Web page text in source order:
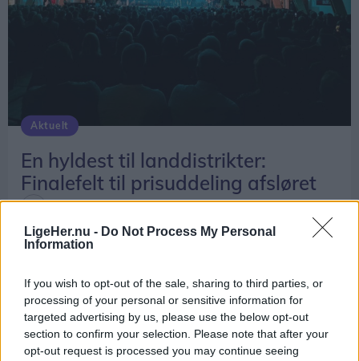
LigeHer.nu - Do Not Process My Personal
Information
If you wish to opt-out of the sale, sharing to third parties, or
processing of your personal or sensitive information for
targeted advertising by us, please use the below opt-out
section to confirm your selection. Please note that after your
opt-out request is processed you may continue seeing
Aktuelt
En hyldest til landdistrikter:
Finalefelt til prisuddeling afsløret
Lokalredaktionen